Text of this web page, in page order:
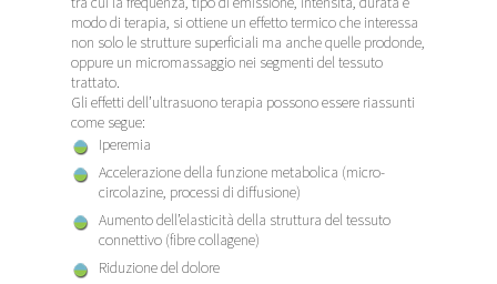
modo di terapia, si ottiene un effetto termico che interessa
non solo le strutture superficiali ma anche quelle prodonde,
oppure un micromassaggio nei segmenti del tessuto
trattato.
Gli effetti dell’ultrasuono terapia possono essere riassunti
come segue:
Iperemia
Accelerazione della funzione metabolica (micro-
circolazine, processi di diffusione)
Aumento dell’elasticità della struttura del tessuto
connettivo (fibre collagene)
Riduzione del dolore